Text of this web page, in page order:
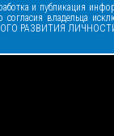
и публикация
согласия владельца
РАЗВИТИЯ